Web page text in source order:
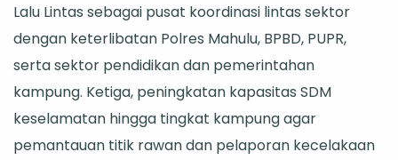
Lalu Lintas sebagai pusat koordinasi lintas sektor
dengan keterlibatan Polres Mahulu, BPBD, PUPR,
serta sektor pendidikan dan pemerintahan
kampung. Ketiga, peningkatan kapasitas SDM
keselamatan hingga tingkat kampung agar
pemantauan titik rawan dan pelaporan kecelakaan